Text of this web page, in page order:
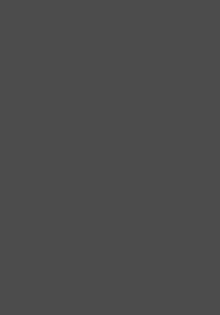
Jeder Blütenkopf besteht aus zahlreichen
Hummeln und Schmetterlinge magisch an
sind. Die Blätter sind dunkelgrün und
können im Frühjahr bodennah
als Schnittblume und als